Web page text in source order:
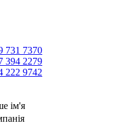
731 7370
394 2279
222 9742
ім'я